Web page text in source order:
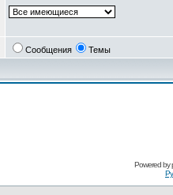
Сообщения Темы
Powered by